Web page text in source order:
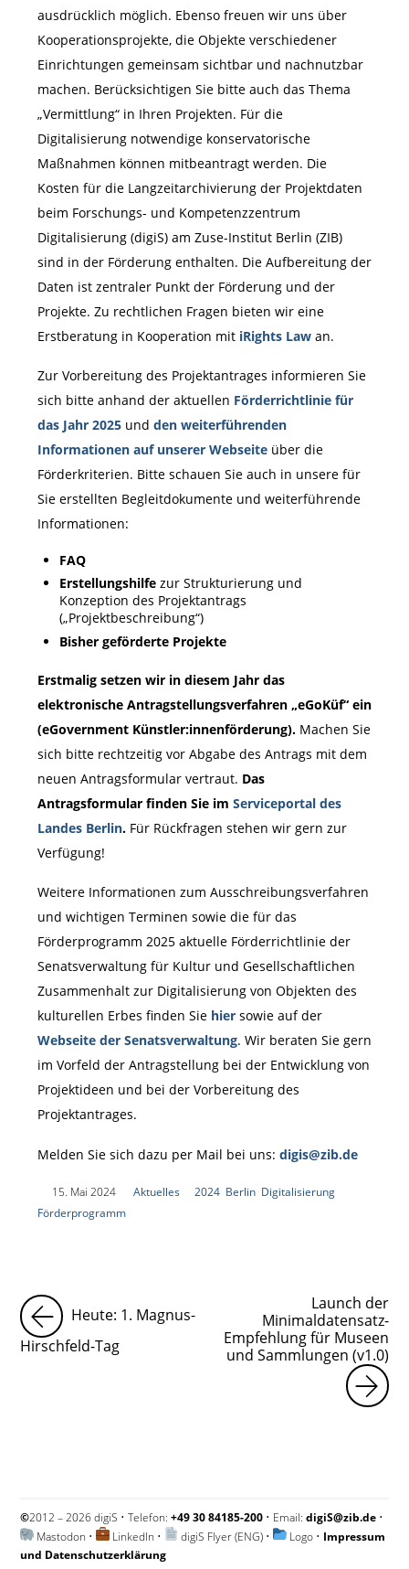
ausdrücklich möglich. Ebenso freuen wir uns über
Kooperationsprojekte, die Objekte verschiedener
Einrichtungen gemeinsam sichtbar und nachnutzbar
machen. Berücksichtigen Sie bitte auch das Thema
„Vermittlung“ in Ihren Projekten. Für die
Digitalisierung notwendige konservatorische
Maßnahmen können mitbeantragt werden. Die
Kosten für die Langzeitarchivierung der Projektdaten
beim Forschungs- und Kompetenzzentrum
Digitalisierung (digiS) am Zuse-Institut Berlin (ZIB)
sind in der Förderung enthalten. Die Aufbereitung der
Daten ist zentraler Punkt der Förderung und der
Projekte. Zu rechtlichen Fragen bieten wir eine
Erstberatung in Kooperation mit iRights Lawan.
Zur Vorbereitung des Projektantrages informieren Sie
sich bitte anhand der aktuellen Förderrichtlinie für
das Jahr 2025und den weiterführenden
Informationen auf unserer Webseiteüber die
Förderkriterien. Bitte schauen Sie auch in unsere für
Sie erstellten Begleitdokumente und weiterführende
Informationen:
FAQ
Erstellungshilfezur Strukturierung und
Konzeption des Projektantrags
(„Projektbeschreibung“)
Bisher geförderte Projekte
Erstmalig setzen wir in diesem Jahr das
elektronische Antragstellungsverfahren „eGoKüf“ ein
(eGovernment Künstler:innenförderung).Machen Sie
sich bitte rechtzeitig vor Abgabe des Antrags mit dem
neuen Antragsformular vertraut. Das
Antragsformular finden Sie im Serviceportal des
Landes Berlin. Für Rückfragen stehen wir gern zur
Verfügung!
Weitere Informationen zum Ausschreibungsverfahren
und wichtigen Terminen sowie die für das
Förderprogramm 2025 aktuelle Förderrichtlinie der
Senatsverwaltung für Kultur und Gesellschaftlichen
Zusammenhalt zur Digitalisierung von Objekten des
kulturellen Erbes finden Sie hier sowie auf der
Webseite der Senatsverwaltung. Wir beraten Sie gern
im Vorfeld der Antragstellung bei der Entwicklung von
Projektideen und bei der Vorbereitung des
Projektantrages.
Melden Sie sich dazu per Mail bei uns: digis@zib.de
15. Mai 2024 Aktuelles 2024, Berlin, Digitalisierung,
Förderprogramm
Heute: 1. Magnus-
Hirschfeld-Tag
Launch der
Minimaldatensatz-
Empfehlung für Museen
und Sammlungen (v1.0)
©2012 – 2026 digiS • Telefon:+49 30 84185-200 • Email:digiS@zib.de •
Mastodon • LinkedIn • digiS Flyer (ENG) • Logo • Impressum
und Datenschutzerklärung